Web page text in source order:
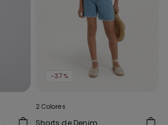
-37%
2 Colores
Shorts de Denim